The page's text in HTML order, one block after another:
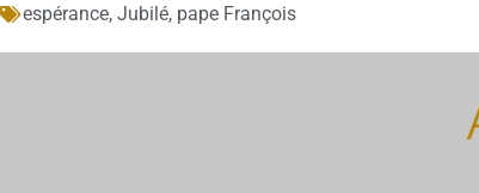
espérance, Jubilé, pape François